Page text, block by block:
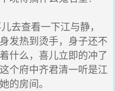
去查看一下江与静，
发热到烫手，身子还不
什么，喜儿立即的冲了
个府中齐君清一听是江
的房间。